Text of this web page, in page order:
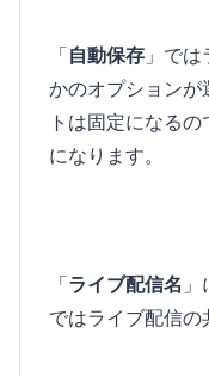
「自動保存 」で
かのオプションが
トは固定になるの
になります。
「ライブ配信名
ではライブ配信の